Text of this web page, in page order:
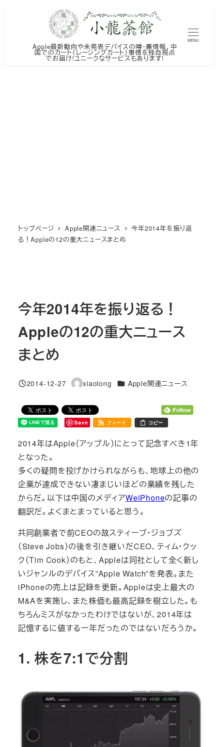
Apple最新動向や未発表デバイスの噂・裏情報、中
国でのカート（レーシングカート）事情を独自視点
でお届け!ユニークなサービスもあります!
MENU
トップページ Apple関連ニュース
今年2014年を振り返
る！Appleの12の重大ニュースまとめ
今年2014年を振り返る！
Appleの12の重大ニュース
まとめ
投稿日
2014-12-27
著
xiaolong カテゴリー
Apple関連ニュース
Save フィード コピー
2014年はApple（アップル）にとって記念すべき1年
となった。
多くの疑問を投げかけられながらも、地球上の他の
企業が達成できない凄まじいほどの業績を残した
からだ。以下は中国のメディアWeiPhoneの記事の
翻訳だ。よくまとまっていると思う。
共同創業者で前CEOの故スティーブ・ジョブズ
（Steve Jobs）の後を引き継いだCEO、ティム・クッ
ク（Tim Cook）のもと、Appleは同社として全く新し
いジャンルのデバイス”Apple Watch”を発表。また
iPhoneの売上は記録を更新。Appleは史上最大の
M&Aを実施し、また株価も最高記録を樹立した。も
ちろんミスがなかったわけではないが、2014年は
記憶するに値する一年だったのではないだろうか。
1. 株を7:1で分割